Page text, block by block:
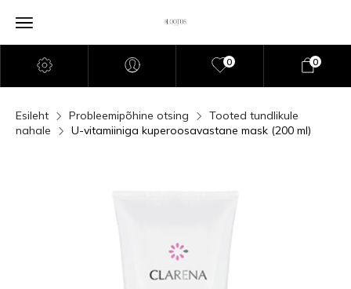
0 0
Esileht Probleemipõhine otsing
Tooted tundlikule
nahale
U-vitamiiniga kuperoosavastane mask (200 ml)